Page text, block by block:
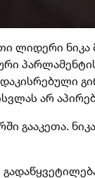
ლიდერი ნიკა
არ
გააკეთა.